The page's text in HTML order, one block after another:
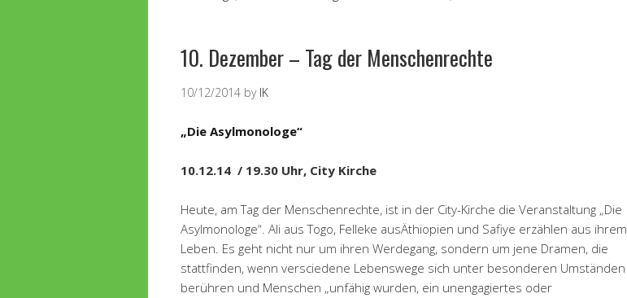
10. Dezember – Tag der Menschenrechte
10/12/2014 by IK
„Die Asylmonologe“
10.12.14 / 19.30 Uhr, City Kirche
Heute, am Tag der Menschenrechte, ist in der City-Kirche die Veranstaltung „Die
Asylmonologe“. Ali aus Togo, Felleke ausÄthiopien und Safiye erzählen aus ihrem
Leben. Es geht nicht nur um ihren Werdegang, sondern um jene Dramen, die
stattfinden, wenn versciedene Lebenswege sich unter besonderen Umständen
berühren und Menschen „unfähig wurden, ein unengagiertes oder